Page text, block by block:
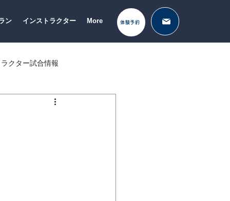
ン インストラクター More 体験予約
クター試合情報